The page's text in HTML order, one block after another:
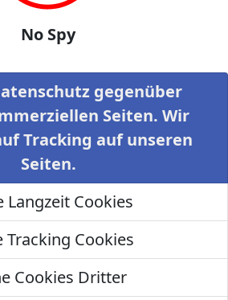
No Spy
gegenüber
Seiten. Wir
Tracking auf unseren
Seiten.
Langzeit Cookies
Tracking Cookies
Cookies Dritter